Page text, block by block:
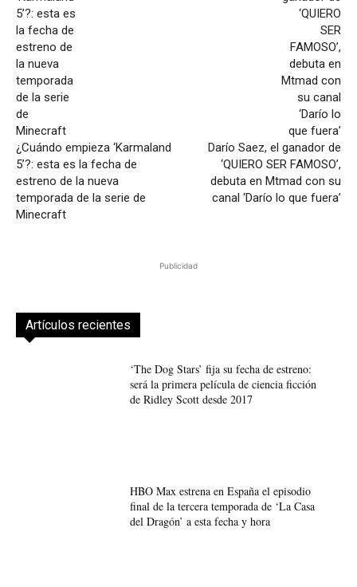
¿Cuándo empieza ‘Karmaland
5’?: esta es la fecha de
estreno de la nueva
temporada de la serie de
Minecraft
Darío Saez, el ganador de
‘QUIERO SER FAMOSO’,
debuta en Mtmad con su
canal ‘Darío lo que fuera’
Publicidad
Artículos recientes
‘The Dog Stars’ fija su fecha de estreno:
será la primera película de ciencia ficción
de Ridley Scott desde 2017
HBO Max estrena en España el episodio
final de la tercera temporada de ‘La Casa
del Dragón’ a esta fecha y hora